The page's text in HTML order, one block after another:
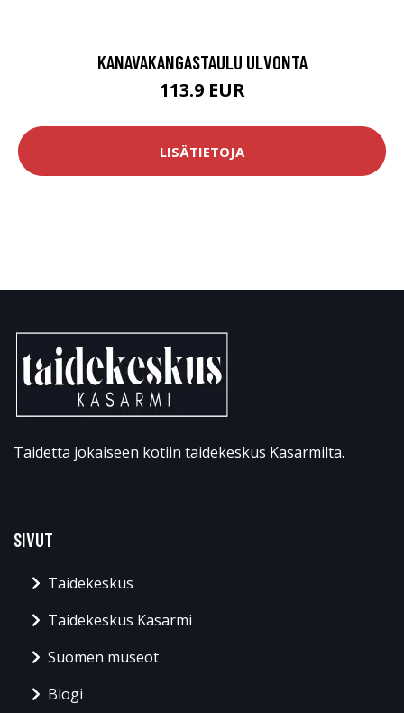
KANAVAKANGASTAULU ULVONTA
113.9 EUR
LISÄTIETOJA
Taidetta jokaiseen kotiin taidekeskus Kasarmilta.
SIVUT
Taidekeskus
Taidekeskus Kasarmi
Suomen museot
Blogi